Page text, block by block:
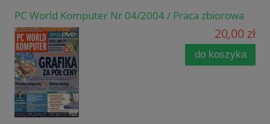
PC World Komputer Nr 04/2004 / Praca zbiorowa
20,00 zł
do koszyka